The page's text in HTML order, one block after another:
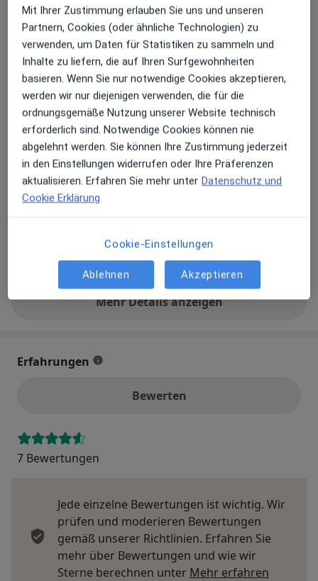
Zu Google Mapsöffnet in einer neuen
Verfügbarkeit
Dr. med. Thomas Lahme bietet an diesem
Standort über Jameda keine Online-
Terminbuchung an
Zahlungsmodalitäten (private Besuche)
Akzeptierte Versicherungen
Details
Telefonnummer anzeigen
07661 90...Telefonnummer anzeigen
Mehr Details anzeigen
über die Adresse
Erfahrungen
Bewerten
7 Bewertungen
Jede einzelne Bewertungen ist wichtig. Wir
prüfen und moderieren Bewertungen
gemäß unserer Richtlinien. Erfahren Sie
mehr über Bewertungen und wie wir
Sterne berechnen unter Mehr erfahren
Mit Ihrer Zustimmung erlauben Sie uns und unseren
Partnern, Cookies (oder ähnliche Technologien) zu
verwenden, um Daten für Statistiken zu sammeln und
Inhalte zu liefern, die auf Ihren Surfgewohnheiten
basieren. Wenn Sie nur notwendige Cookies akzeptieren,
werden wir nur diejenigen verwenden, die für die
ordnungsgemäße Nutzung unserer Website technisch
erforderlich sind. Notwendige Cookies können nie
abgelehnt werden. Sie können Ihre Zustimmung jederzeit
in den Einstellungen widerrufen oder Ihre Präferenzen
aktualisieren. Erfahren Sie mehr unter Datenschutz und
Cookie Erklärung
Cookie-Einstellungen
Ablehnen Akzeptieren